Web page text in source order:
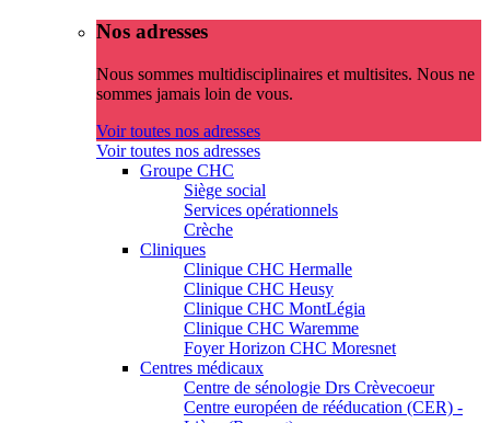
Nos adresses
Nous sommes multidisciplinaires et multisites. Nous ne
sommes jamais loin de vous.
Voir toutes nos adresses
Voir toutes nos adresses
Groupe CHC
Siège social
Services opérationnels
Crèche
Cliniques
Clinique CHC Hermalle
Clinique CHC Heusy
Clinique CHC MontLégia
Clinique CHC Waremme
Foyer Horizon CHC Moresnet
Centres médicaux
Centre de sénologie Drs Crèvecoeur
Centre européen de rééducation (CER) -